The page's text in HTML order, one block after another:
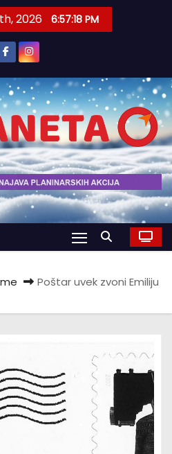
2026 6:57:18 PM
Poštar uvek zvoni Emiliju